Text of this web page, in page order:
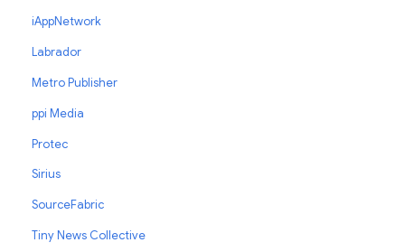
iAppNetwork
Labrador
Metro Publisher
ppi Media
Protec
Sirius
SourceFabric
Tiny News Collective